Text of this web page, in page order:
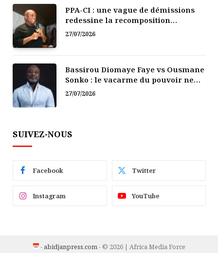
PPA-CI : une vague de démissions
redessine la recomposition
politique
27/07/2026
Bassirou Diomaye Faye vs Ousmane
Sonko : le vacarme du pouvoir ne
doit pas faire oublier les liens de la
Fraternité
27/07/2026
SUIVEZ-NOUS
Facebook Twitter
Instagram YouTube
- abidjanpress.com- © 2026 | Africa Media Force